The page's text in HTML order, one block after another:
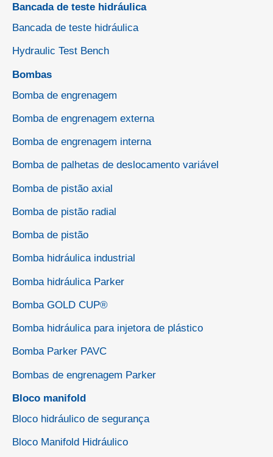
Bancada de teste hidráulica
Bancada de teste hidráulica
Hydraulic Test Bench
Bombas
Bomba de engrenagem
Bomba de engrenagem externa
Bomba de engrenagem interna
Bomba de palhetas de deslocamento variável
Bomba de pistão axial
Bomba de pistão radial
Bomba de pistão
Bomba hidráulica industrial
Bomba hidráulica Parker
Bomba GOLD CUP®
Bomba hidráulica para injetora de plástico
Bomba Parker PAVC
Bombas de engrenagem Parker
Bloco manifold
Bloco hidráulico de segurança
Bloco Manifold Hidráulico